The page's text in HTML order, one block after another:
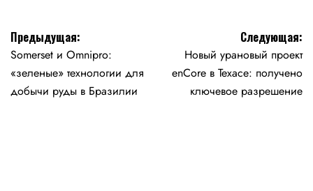
Навигация
по
записям
Предыдущая:
Somerset и Omnipro:
«зеленые» технологии для
добычи руды в Бразилии
Следующая:
Новый урановый проект
enCore в Техасе: получено
ключевое разрешение